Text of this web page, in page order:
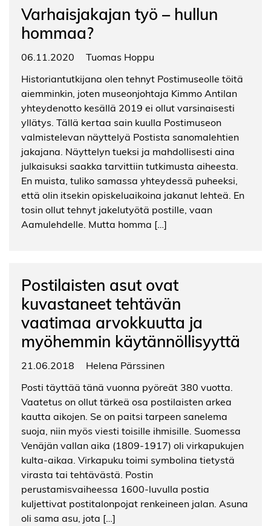
Varhaisjakajan työ – hullun
hommaa?
06.11.2020
Tuomas Hoppu
Historiantutkijana olen tehnyt Postimuseolle töitä
aiemminkin, joten museonjohtaja Kimmo Antilan
yhteydenotto kesällä 2019 ei ollut varsinaisesti
yllätys. Tällä kertaa sain kuulla Postimuseon
valmistelevan näyttelyä Postista sanomalehtien
jakajana. Näyttelyn tueksi ja mahdollisesti aina
julkaisuksi saakka tarvittiin tutkimusta aiheesta.
En muista, tuliko samassa yhteydessä puheeksi,
että olin itsekin opiskeluaikoina jakanut lehteä. En
tosin ollut tehnyt jakelutyötä postille, vaan
Aamulehdelle. Mutta homma […]
Postilaisten asut ovat
kuvastaneet tehtävän
vaatimaa arvokkuutta ja
myöhemmin käytännöllisyyttä
21.06.2018
Helena Pärssinen
Posti täyttää tänä vuonna pyöreät 380 vuotta.
Vaatetus on ollut tärkeä osa postilaisten arkea
kautta aikojen. Se on paitsi tarpeen sanelema
suoja, niin myös viesti toisille ihmisille. Suomessa
Venäjän vallan aika (1809-1917) oli virkapukujen
kulta-aikaa. Virkapuku toimi symbolina tietystä
virasta tai tehtävästä. Postin
perustamisvaiheessa 1600-luvulla postia
kuljettivat postitalonpojat renkeineen jalan. Asuna
oli sama asu, jota […]